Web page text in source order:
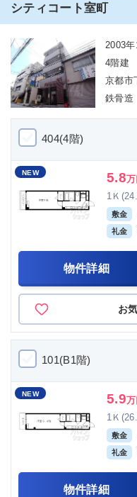
シティコート室町
2003
4階建
京都市
鉄骨造
404(4階)
NEW 5.8万
1Ｋ
敷金
礼金
物件詳細
お
101(B1階)
NEW 5.9万
1Ｋ
敷金
礼金
物件詳細